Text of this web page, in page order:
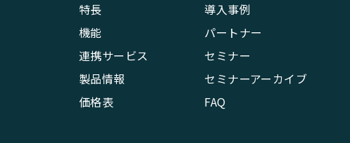
特長
機能
連携サービス
製品情報
価格表
導入事例
パートナー
セミナー
セミナーアーカイブ
FAQ